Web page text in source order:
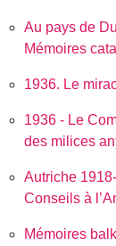
Au pays de
Mémoires
1936. Le
1936 - Le
des milices
Autriche
Conseils à
Mémoires